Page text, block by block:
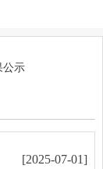
公示
[2025-07-01]